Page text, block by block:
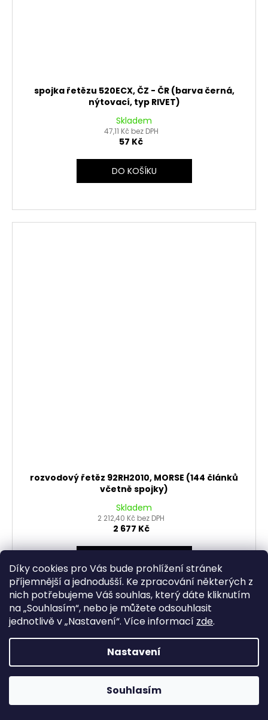
Díky cookies pro Vás bude prohlížení stránek
příjemnější a jednodušší. Ke zpracování některých z
nich potřebujeme Váš souhlas, který dáte kliknutím
na „Souhlasím“, nebo je můžete odsouhlasit
jednotlivě v „Nastavení“. Více informací zde.
Nastavení
Souhlasím
spojka řetězu 520ECX, ČZ - ČR (barva černá,
nýtovací, typ RIVET)
Skladem
47,11 Kč bez DPH
57 Kč
DO KOŠÍKU
rozvodový řetěz 92RH2010, MORSE (144 článků
včetně spojky)
Skladem
2 212,40 Kč bez DPH
2 677 Kč